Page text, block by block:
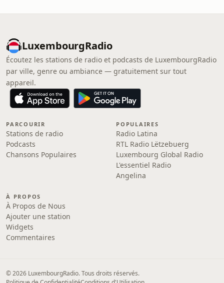
LuxembourgRadio
Écoutez les stations de radio et podcasts de LuxembourgRadio
par ville, genre ou ambiance — gratuitement sur tout
appareil.
PARCOURIR
Stations de radio
Podcasts
Chansons Populaires
POPULAIRES
Radio Latina
RTL Radio Lëtzebuerg
Luxembourg Global Radio
L'essentiel Radio
Angelina
À PROPOS
À Propos de Nous
Ajouter une station
Widgets
Commentaires
© 2026 LuxembourgRadio. Tous droits réservés.